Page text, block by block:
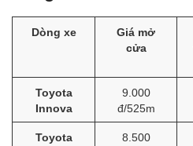
Dòng xe
Giá mở
cửa
Toyota
Innova
9.000
đ/525m
Toyota
8.500